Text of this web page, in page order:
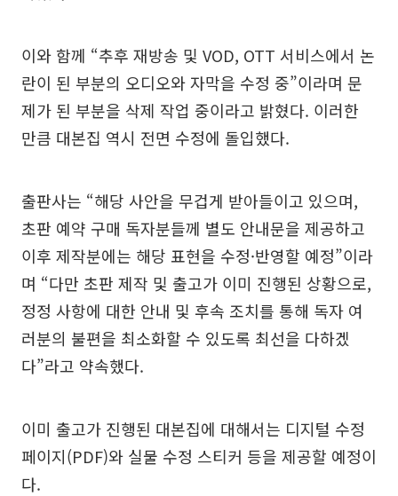
이와 함께 “추후 재방송 및 VOD, OTT 서비스에서 논
란이 된 부분의 오디오와 자막을 수정 중”이라며 문
제가 된 부분을 삭제 작업 중이라고 밝혔다. 이러한
만큼 대본집 역시 전면 수정에 돌입했다.
출판사는 “해당 사안을 무겁게 받아들이고 있으며,
초판 예약 구매 독자분들께 별도 안내문을 제공하고
이후 제작분에는 해당 표현을 수정·반영할 예정”이라
며 “다만 초판 제작 및 출고가 이미 진행된 상황으로,
정정 사항에 대한 안내 및 후속 조치를 통해 독자 여
러분의 불편을 최소화할 수 있도록 최선을 다하겠
다”라고 약속했다.
이미 출고가 진행된 대본집에 대해서는 디지털 수정
페이지(PDF)와 실물 수정 스티커 등을 제공할 예정이
다.